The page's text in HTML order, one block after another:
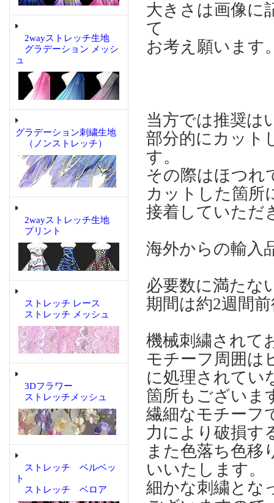
2wayストレッチ生地
グラデーション メッシ
ュ
グラデーション刺繍生地
（ノンストレッチ）
2wayストレッチ生地
プリント
ストレッチ レース
ストレッチ メッシュ
3Dフラワー
ストレッチメッシュ
ストレッチ ベルベッ
ト
ストレッチ ベロア
大きさは画像に
て
お考え願います
当方では推奨は
部分的にカット
す。
その際はほつれ
カットした箇所
接着していただ
海外からの輸入
必要数に満たな
期間は約2週間
機械刺繍され
モチーフ周囲は
に処理されてい
箇所もございま
繊細なモチーフ
力により破損す
また色落ち色移
いいたします。
細かな刺繍とな